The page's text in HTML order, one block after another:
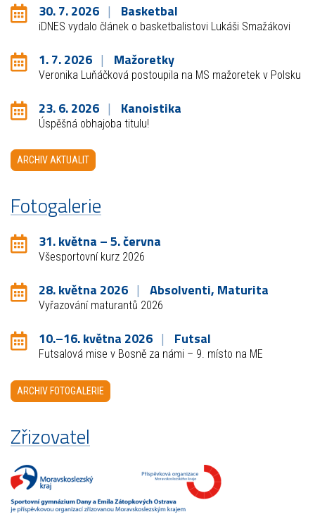
30. 7. 2026 Basketbal
iDNES vydalo článek o basketbalistovi Lukáši Smažákovi
1. 7. 2026 Mažoretky
Veronika Luňáčková postoupila na MS mažoretek v Polsku
23. 6. 2026 Kanoistika
Úspěšná obhajoba titulu!
ARCHIV AKTUALIT
Fotogalerie
31. května – 5. června
Všesportovní kurz 2026
28. května 2026 Absolventi, Maturita
Vyřazování maturantů 2026
10.–16. května 2026 Futsal
Futsalová mise v Bosně za námi – 9. místo na ME
ARCHIV FOTOGALERIE
Zřizovatel